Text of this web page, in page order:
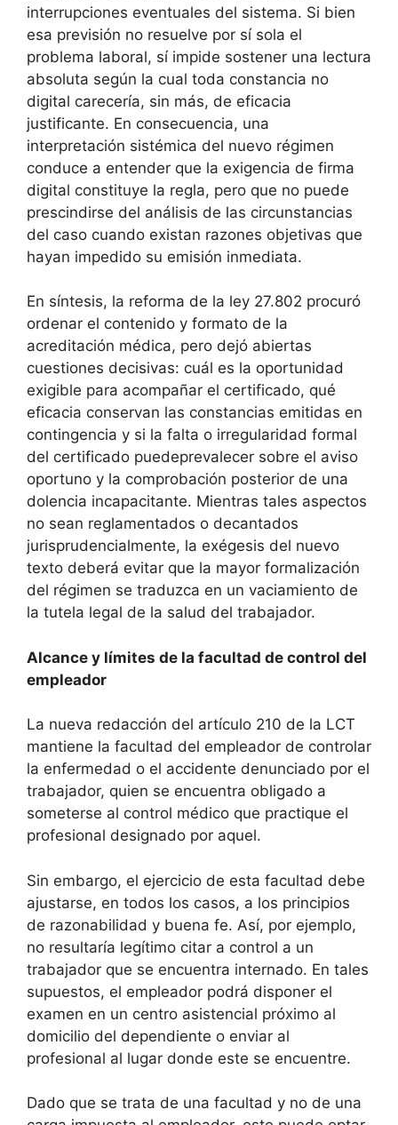
interrupciones eventuales del sistema. Si bien
esa previsión no resuelve por sí sola el
problema laboral, sí impide sostener una lectura
absoluta según la cual toda constancia no
digital carecería, sin más, de eficacia
justificante. En consecuencia, una
interpretación sistémica del nuevo régimen
conduce a entender que la exigencia de firma
digital constituye la regla, pero que no puede
prescindirse del análisis de las circunstancias
del caso cuando existan razones objetivas que
hayan impedido su emisión inmediata.
En síntesis, la reforma de la ley 27.802 procuró
ordenar el contenido y formato de la
acreditación médica, pero dejó abiertas
cuestiones decisivas: cuál es la oportunidad
exigible para acompañar el certificado, qué
eficacia conservan las constancias emitidas en
contingencia y si la falta o irregularidad formal
del certificado puedeprevalecer sobre el aviso
oportuno y la comprobación posterior de una
dolencia incapacitante. Mientras tales aspectos
no sean reglamentados o decantados
jurisprudencialmente, la exégesis del nuevo
texto deberá evitar que la mayor formalización
del régimen se traduzca en un vaciamiento de
la tutela legal de la salud del trabajador.
Alcance y límites de la facultad de control del
empleador
La nueva redacción del artículo 210 de la LCT
mantiene la facultad del empleador de controlar
la enfermedad o el accidente denunciado por el
trabajador, quien se encuentra obligado a
someterse al control médico que practique el
profesional designado por aquel.
Sin embargo, el ejercicio de esta facultad debe
ajustarse, en todos los casos, a los principios
de razonabilidad y buena fe. Así, por ejemplo,
no resultaría legítimo citar a control a un
trabajador que se encuentra internado. En tales
supuestos, el empleador podrá disponer el
examen en un centro asistencial próximo al
domicilio del dependiente o enviar al
profesional al lugar donde este se encuentre.
Dado que se trata de una facultad y no de una